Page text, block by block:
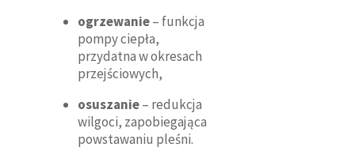
ogrzewanie– funkcja
pompy ciepła,
przydatna w okresach
przejściowych,
osuszanie– redukcja
wilgoci, zapobiegająca
powstawaniu pleśni.